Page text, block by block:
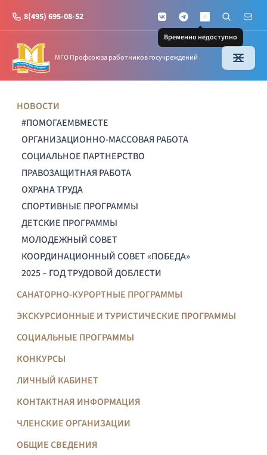
8(495) 695-08-52 VKontakteTelegramMAX
Временно недоступно
Поиск по
Почта
МГО Профсоюза работников госучреждений
НОВОСТИ
#ПОМОГАЕМВМЕСТЕ
ОРГАНИЗАЦИОННО-МАССОВАЯ РАБОТА
СОЦИАЛЬНОЕ ПАРТНЕРСТВО
ПРАВОЗАЩИТНАЯ РАБОТА
ОХРАНА ТРУДА
СПОРТИВНЫЕ ПРОГРАММЫ
ДЕТСКИЕ ПРОГРАММЫ
МОЛОДЕЖНЫЙ СОВЕТ
КООРДИНАЦИОННЫЙ СОВЕТ «ПОБЕДА»
2025 – ГОД ТРУДОВОЙ ДОБЛЕСТИ
САНАТОРНО-КУРОРТНЫЕ ПРОГРАММЫ
ЭКСКУРСИОННЫЕ И ТУРИСТИЧЕСКИЕ ПРОГРАММЫ
СОЦИАЛЬНЫЕ ПРОГРАММЫ
КОНКУРСЫ
ЛИЧНЫЙ КАБИНЕТ
КОНТАКТНАЯ ИНФОРМАЦИЯ
ЧЛЕНСКИЕ ОРГАНИЗАЦИИ
ОБЩИЕ СВЕДЕНИЯ